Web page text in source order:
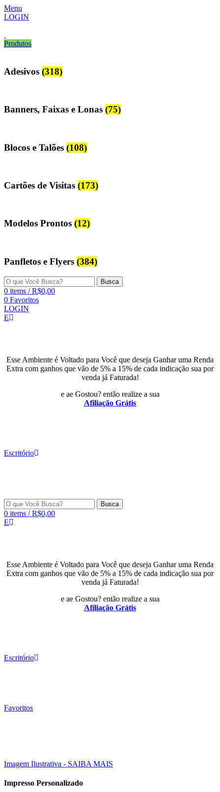
Menu
LOGIN
Produtos
Adesivos (318)
Banners, Faixas e Lonas (75)
Blocos e Talões (108)
Cartões de Visitas (173)
Modelos Prontos (12)
Panfletos e Flyers (384)
Busca
0 items / R$0,00
0 Favoritos
LOGIN
E
Esse Ambiente é Voltado para Você que deseja Ganhar uma Renda
Extra com ganhos que vão de 5% a 15% de cada indicação sua por
venda já Faturada!
e ae Gostou? então realize a sua
Afiliação Grátis
Escritório
Busca
0 items / R$0,00
E
Esse Ambiente é Voltado para Você que deseja Ganhar uma Renda
Extra com ganhos que vão de 5% a 15% de cada indicação sua por
venda já Faturada!
e ae Gostou? então realize a sua
Afiliação Grátis
Escritório
Favoritos
500000 Un
Imagem Ilustrativa - SAIBA MAIS
Impresso Personalizado